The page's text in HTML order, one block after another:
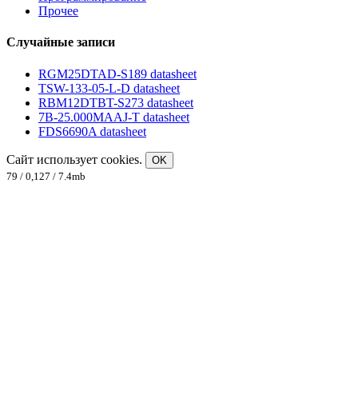
Прочее
Случайные записи
RGM25DTAD-S189 datasheet
TSW-133-05-L-D datasheet
RBM12DTBT-S273 datasheet
7B-25.000MAAJ-T datasheet
FDS6690A datasheet
Сайт использует cookies.
OK
79 / 0,127 / 7.4mb